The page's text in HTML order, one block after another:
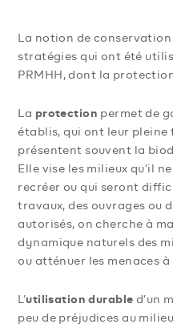
La notion de
stratégies qui ont été
PRMHH, dont la
La protection permet de
établis, qui ont leur
présentent souvent la
Elle vise les milieux qu’il
recréer ou qui seront
travaux, des ouvrages ou
autorisés, on cherche à
dynamique naturels des
ou atténuer les menaces
L’utilisation durable d’un
peu de préjudices au